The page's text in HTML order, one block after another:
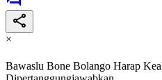
×
Bawaslu Bone Bolango Harap